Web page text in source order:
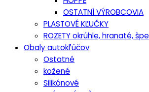
OSTATNÍ VÝROBCOVIA
PLASTOVÉ KĽUČKY
ROZETY okrúhle, hranaté,
Obaly autokľúčov
Ostatné
kožené
Silikónové